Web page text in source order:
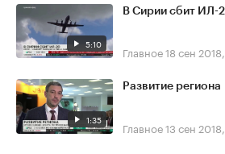
5:10
В Сирии сбит ИЛ-
Главное18 сен
1:35
Развитие региона
Главное13 сен